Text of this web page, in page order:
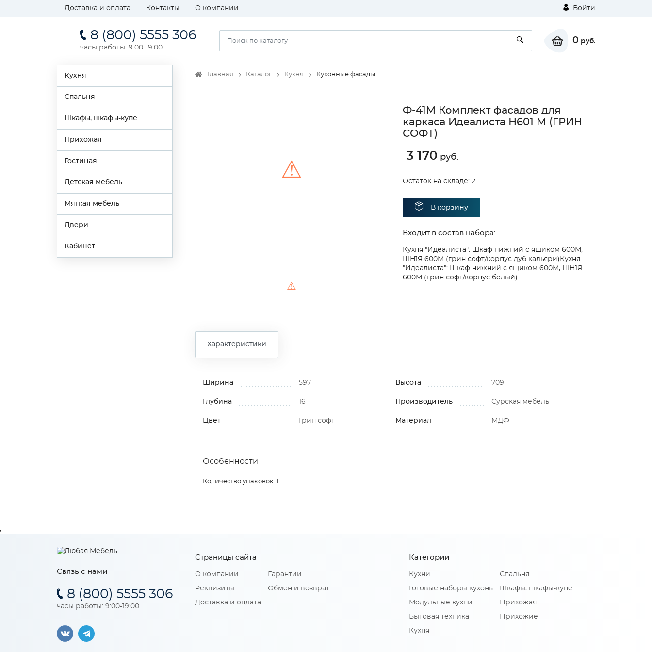
Доставка и оплата Контакты О компании Войти
8 (800) 5555 306
часы работы: 9:00-19:00
0 руб.
Кухня
Спальня
Шкафы, шкафы-купе
Прихожая
Гостиная
Детская мебель
Мягкая мебель
Двери
Кабинет
Главная Каталог Кухня Кухонные фасады
⚠
⚠
Ф-41М Комплект фасадов для
каркаса Идеалиста Н601 М (ГРИН
СОФТ)
3 170 руб.
Остаток на складе: 2
В корзину
Входит в состав набора:
Кухня "Идеалиста": Шкаф нижний с ящиком 600М,
ШН1Я 600М (грин софт/корпус дуб кальяри) Кухня
"Идеалиста": Шкаф нижний с ящиком 600М, ШН1Я
600М (грин софт/корпус белый)
Характеристики
Ширина 597 Высота 709
Глубина 16 Производитель Сурская мебель
Цвет Грин софт Материал МДФ
Особенности
Количество упаковок: 1
Связь с нами
8 (800) 5555 306
часы работы: 9:00-19:00
Страницы сайта
О компании
Реквизиты
Доставка и оплата
Гарантии
Обмен и возврат
Категории
Кухни
Готовые наборы кухонь
Модульные кухни
Бытовая техника
Кухня
Спальня
Шкафы, шкафы-купе
Прихожая
Прихожие
;